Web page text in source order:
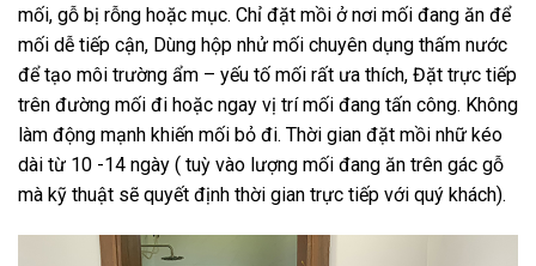
mối, gỗ bị rỗng hoặc mục. Chỉ đặt mồi ở nơi mối đang ăn để
mối dễ tiếp cận, Dùng hộp nhử mối chuyên dụng thấm nước
để tạo môi trường ẩm – yếu tố mối rất ưa thích, Đặt trực tiếp
trên đường mối đi hoặc ngay vị trí mối đang tấn công. Không
làm động mạnh khiến mối bỏ đi. Thời gian đặt mồi nhữ kéo
dài từ 10 -14 ngày ( tuỳ vào lượng mối đang ăn trên gác gỗ
mà kỹ thuật sẽ quyết định thời gian trực tiếp với quý khách).